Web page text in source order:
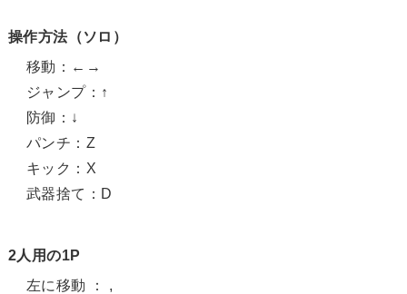
操作方法（ソロ）
移動：←→
ジャンプ：↑
防御：↓
パンチ：Z
キック：X
武器捨て：D
2人用の1P
左に移動 ： ,